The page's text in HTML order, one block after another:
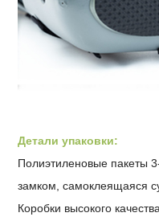
Детали упаковки:
Полиэтиленовые пакеты
замком,самоклеящаяся
Коробки высокого